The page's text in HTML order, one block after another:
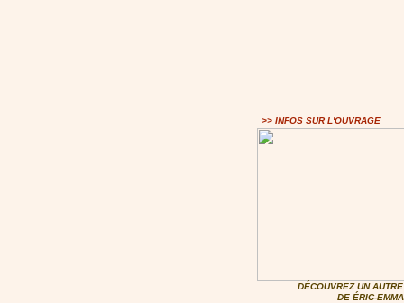
>> INFOS SUR L'OUVRAGE
DÉCOUVREZ UN
DE ÉRIC-